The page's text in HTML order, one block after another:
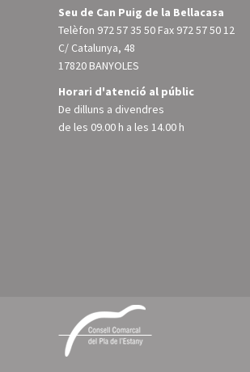
Seu de Can Puig de la Bellacasa
Telèfon 972 57 35 50 Fax 972 57 50 12
C/ Catalunya, 48
17820 BANYOLES
Horari d'atenció al públic
De dilluns a divendres
de les 09.00 h a les 14.00 h